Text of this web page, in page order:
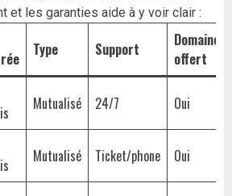
et les garanties aide à y voir clair :
Type Support
Domaine
offert
Mutualisé 24/7 Oui
Mutualisé Ticket/phone Oui